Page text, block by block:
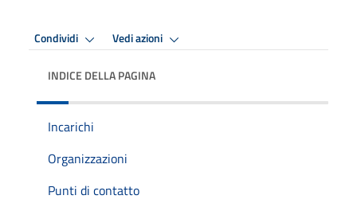
Condividi Vedi azioni
INDICE DELLA PAGINA
Incarichi
Organizzazioni
Punti di contatto